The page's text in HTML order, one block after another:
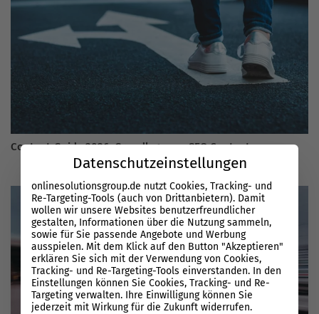
Content-Guide 2026: Grundlagen zu SEO Content
Datenschutzeinstellungen
onlinesolutionsgroup.de nutzt Cookies, Tracking- und
Re-Targeting-Tools (auch von Drittanbietern). Damit
wollen wir unsere Websites benutzerfreundlicher
gestalten, Informationen über die Nutzung sammeln,
sowie für Sie passende Angebote und Werbung
ausspielen. Mit dem Klick auf den Button "Akzeptieren"
erklären Sie sich mit der Verwendung von Cookies,
Tracking- und Re-Targeting-Tools einverstanden. In den
Einstellungen können Sie Cookies, Tracking- und Re-
Targeting verwalten. Ihre Einwilligung können Sie
jederzeit mit Wirkung für die Zukunft widerrufen.